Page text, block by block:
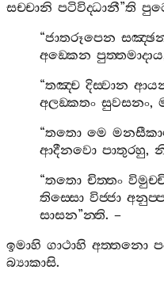
සච‍්චානි පටිවිද‍්ධානී”ති
“ජාතරූපෙන
අඞ‍්කෙන පුත‍්තමාදාය
“තඤ‍්ච දිස‍්වාන
අලඞ‍්කතං සුවසනං,
“තතො මෙ
ආදීනවො පාතුරහු,
“තතො චිත‍්තං
තිස‍්සො විජ‍්ජා
සාසන”න‍්ති. –
ඉමාහි ගාථාහි අත‍්තනො
බ්‍යාකාසි.